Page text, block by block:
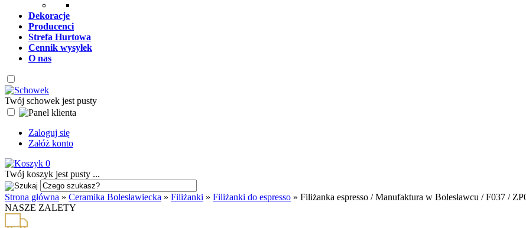
Dekoracje
Producenci
Strefa Hurtowa
Cennik wysyłek
O nas
Twój schowek jest pusty
Zaloguj się
Załóż konto
0
Twój koszyk jest pusty ...
Strona główna » Ceramika Bolesławiecka » Filiżanki » Filiżanki do espresso » Filiżanka espresso / Manufaktura w Bolesławcu / F037 /
NASZE ZALETY